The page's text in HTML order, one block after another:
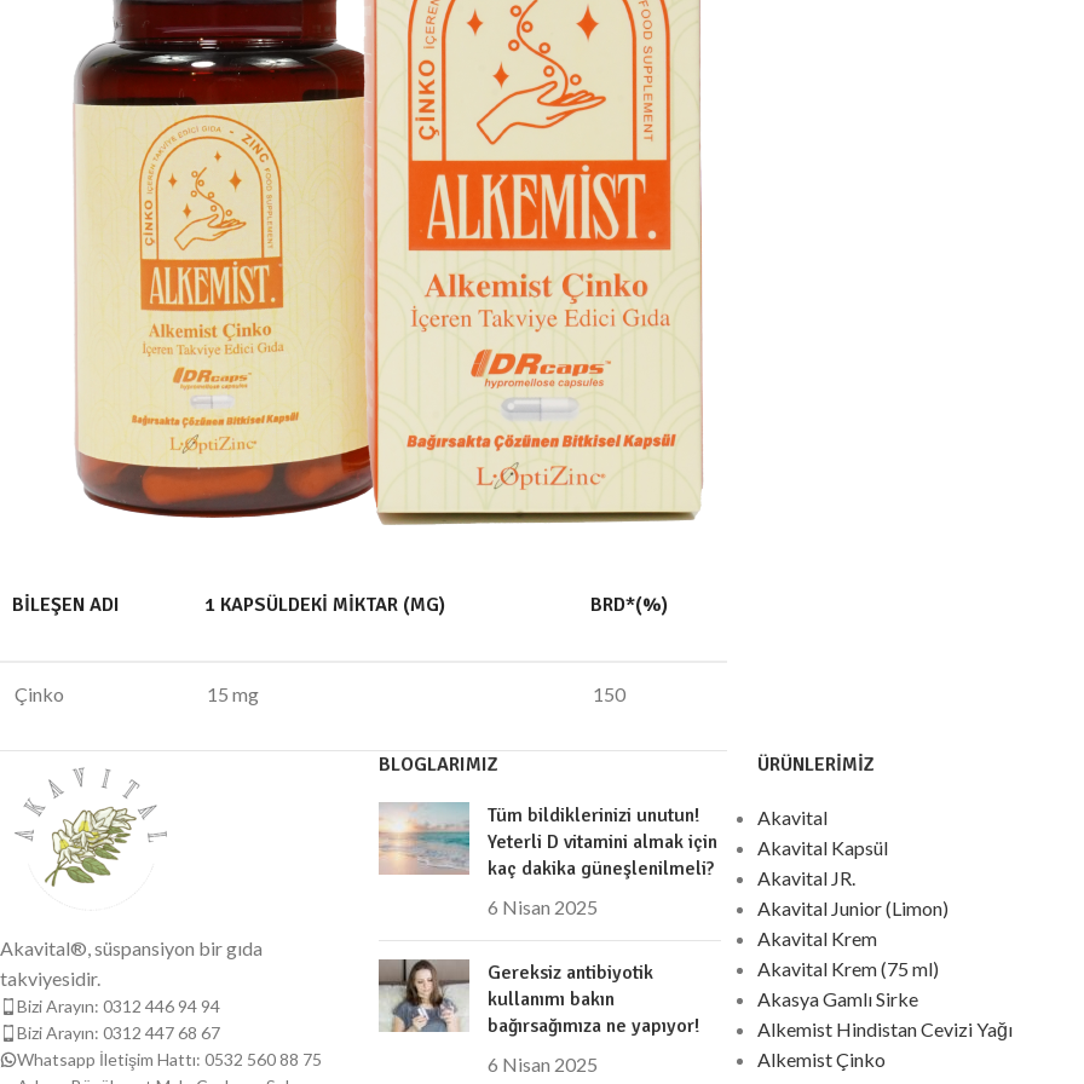
BILEŞEN ADI 1 KAPSÜLDEKI MIKTAR (MG) BRD*(%)
Çinko 15 mg 150
Akavital®, süspansiyon bir gıda
takviyesidir.
Bizi Arayın: 0312 446 94 94
Bizi Arayın: 0312 447 68 67
Whatsapp İletişim Hattı: 0532 560 88 75
BLOGLARIMIZ
Tüm bildiklerinizi unutun!
Yeterli D vitamini almak için
kaç dakika güneşlenilmeli?
6 Nisan 2025
Gereksiz antibiyotik
kullanımı bakın
bağırsağımıza ne yapıyor!
6 Nisan 2025
ÜRÜNLERIMIZ
Akavital
Akavital Kapsül
Akavital JR.
Akavital Junior (Limon)
Akavital Krem
Akavital Krem (75 ml)
Akasya Gamlı Sirke
Alkemist Hindistan Cevizi Yağı
Alkemist Çinko